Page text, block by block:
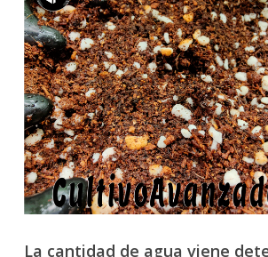
La cantidad de agua viene